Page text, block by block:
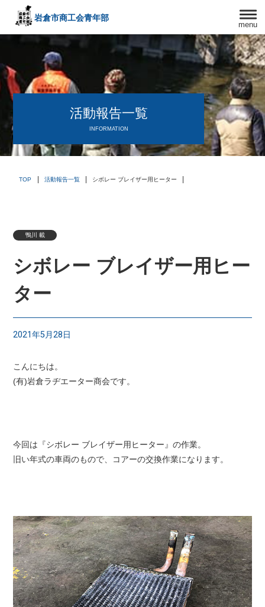
menu
岩倉市商工会青年部
〒482－0042
愛知県岩倉市中本町西出口31-1
TEL:0587-66-3400
FAX:0587-66-3417
頑張る中小企業を応援します！
活動報告一覧
INFORMATION
TOP 活動報告一覧 シボレー ブレイザー用ヒーター
鴨川 載
シボレー ブレイザー用ヒー
ター
2021年5月28日
こんにちは。
(有)岩倉ラヂエーター商会です。
今回は『シボレー ブレイザー用ヒーター』の作業。
旧い年式の車両のもので、コアーの交換作業になります。